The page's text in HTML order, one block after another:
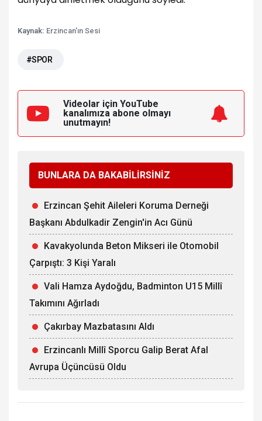
Kaynak: Erzincan'ın Sesi
#SPOR
Videolar için YouTube
kanalımıza abone olmayı
unutmayın!
BUNLARA DA BAKABİLİRSİNİZ
Erzincan Şehit Aileleri Koruma Derneği
Başkanı Abdulkadir Zengin'in Acı Günü
Kavakyolunda Beton Mikseri ile Otomobil
Çarpıştı: 3 Kişi Yaralı
Vali Hamza Aydoğdu, Badminton U15 Millî
Takımını Ağırladı
Çakırbay Mazbatasını Aldı
Erzincanlı Millî Sporcu Galip Berat Afal
Avrupa Üçüncüsü Oldu